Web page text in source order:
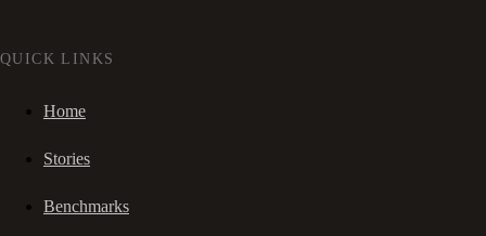
QUICK LINKS
Home
Stories
Benchmarks